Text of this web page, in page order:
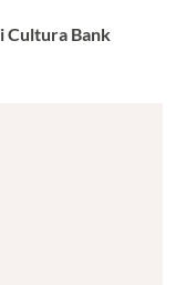
Cultura Bank